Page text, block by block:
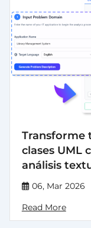
Transforme
clases UML
análisis
06, Mar 2026
Read More